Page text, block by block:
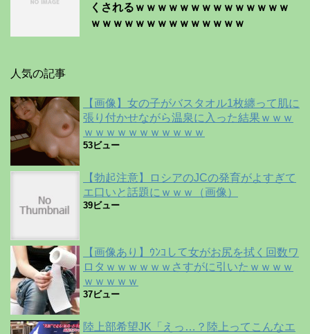
くされるｗｗｗｗｗｗｗｗｗｗｗｗｗｗ
ｗｗｗｗｗｗｗｗｗｗｗｗｗｗ
人気の記事
【画像】女の子がバスタオル1枚纏って肌に
張り付かせながら温泉に入った結果ｗｗｗ
ｗｗｗｗｗｗｗｗｗｗｗ
53ビュー
【勃起注意】ロシアのJCの発育がよすぎて
エ口いと話題にｗｗｗ（画像）
39ビュー
【画像あり】ｳﾝｺして女がお尻を拭く回数ワ
ロタｗｗｗｗｗｗさすがに引いたｗｗｗｗ
ｗｗｗｗｗ
37ビュー
陸上部希望JK「えっ…？陸上ってこんなエ